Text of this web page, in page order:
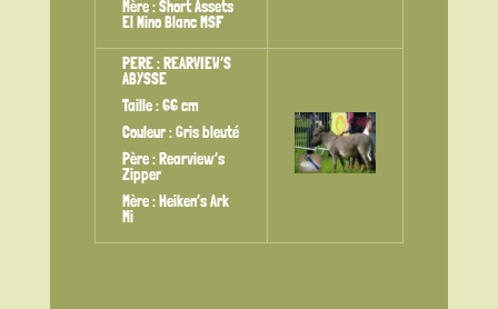
Mère : Short Assets
El Nino Blanc MSF
PERE : REARVIEW’S
ABYSSE
Taille : 66 cm
Couleur : Gris bleuté
Père : Rearview’s
Zipper
Mère : Heiken’s Ark
Mi